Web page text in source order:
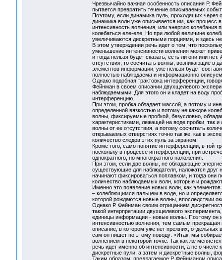
Чрезвычайно важная особенность описания Р.
пытается превратить течение описываемых
Поэтому, если динамика пуль, проходящих через
динамика волн уже описывается им, как
интенсивность волнения, или энергию колебания
колебаться еле-еле. Но при любой величине
увеличиваются дискретными порциями, и здесь
В этом утверждении речь идет о том, что
уменьшение интенсивности волнения может
и тогда нельзя будет сказать, есть ли они или
отсутствия, то сосчитать волны, возникающие в
элементов информации, уже нельзя будет
полностью наблюдаема и информационно
Однако подобная трактовка интерференции,
Фейнман в своем описании двухщелевого
наблюдаемыми. Для этого он и кладет на воду
интерференцию.
При этом, пробка обладает массой, а потому и
определенной вязкостью и потому не каждое
волны, фиксируемые пробкой, безусловно,
характеристиками, лежащей на воде пробки, так
волны от ее отсутствия, а потому сосчитать
открываемых отверстиях точно так же, как в
количество следов этих пуль за экраном.
Кроме того, само понятие интерференции, в той
поскольку в процессе интерференции, при
однократного, но многократного наложения.
При этом, если две волны, не обладающие
существующие для наблюдателя, наложатся друг
начинают фиксироваться поплавком, и тогда они
количество наблюдаемых волн, которые и
Именно это появление новых волн, как
– колеблющимся пальцем в воде, но и
которой рождаются новые волны, впоследствии
Однако Р. Фейнман своим отрицанием
такой интерпретации двухщелевого
единицы информации - новые волны. Поэтому он
интенсивностью волнения, тем самым
описание, в котором уже нет прежних,
сам он пишет по этому поводу: «Итак, мы
волнением в некоторой точке. Так как же
речь идет именно об интенсивности, а не о
дискретные пули, а затем и дискретные
Таким образом, предлагаемое Р. Фейнманом